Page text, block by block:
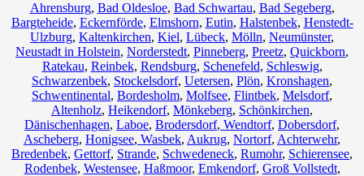
Ahrensburg, Bad Oldesloe, Bad Schwartau, Bad Segeberg,
Bargteheide, Eckernförde, Elmshorn, Eutin, Halstenbek, Henstedt-
Ulzburg, Kaltenkirchen, Kiel, Lübeck, Mölln, Neumünster,
Neustadt in Holstein, Norderstedt, Pinneberg, Preetz, Quickborn,
Ratekau, Reinbek, Rendsburg, Schenefeld, Schleswig,
Schwarzenbek, Stockelsdorf, Uetersen, Plön, Kronshagen,
Schwentinental, Bordesholm, Molfsee, Flintbek, Melsdorf,
Altenholz, Heikendorf, Mönkeberg, Schönkirchen,
Dänischenhagen, Laboe, Brodersdorf, Wendtorf, Dobersdorf,
Ascheberg, Honigsee, Wasbek, Aukrug, Nortorf, Achterwehr,
Bredenbek, Gettorf, Strande, Schwedeneck, Rumohr, Schierensee,
Rodenbek, Westensee, Haßmoor, Emkendorf, Groß Vollstedt,